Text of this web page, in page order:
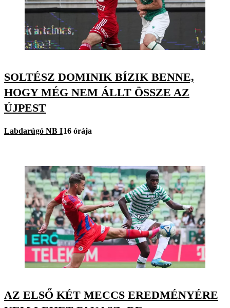
SOLTÉSZ DOMINIK BÍZIK BENNE,
HOGY MÉG NEM ÁLLT ÖSSZE AZ
ÚJPEST
Labdarúgó NB I16 órája
AZ ELSŐ KÉT MECCS EREDMÉNYÉRE